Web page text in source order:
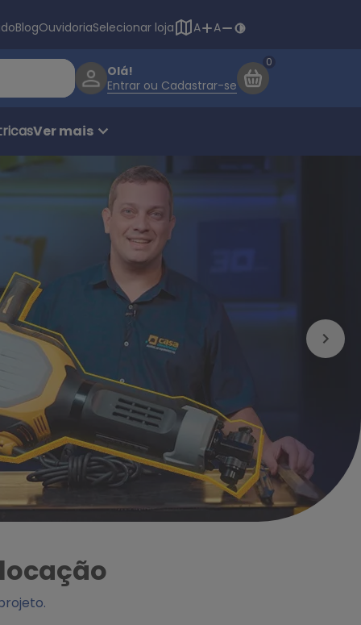
BlogOuvidoriaSelecionar loja A A
Olá!
Entrar ou Cadastrar-se
Ver mais